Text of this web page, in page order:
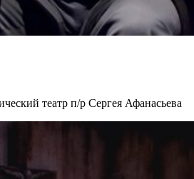
театр п/р Сергея Афанасьева